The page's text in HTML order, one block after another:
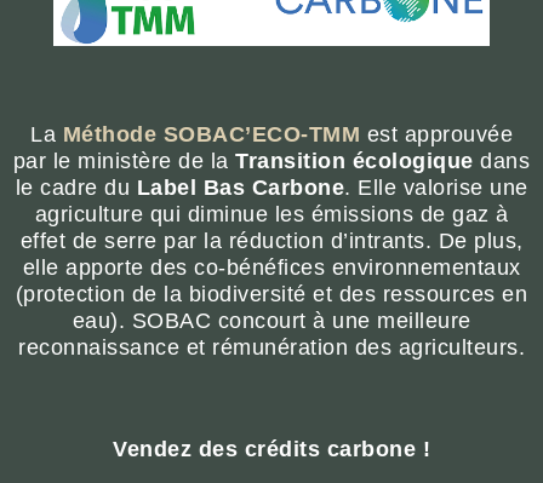
La Méthode SOBAC’ECO-TMM est approuvée
par le ministère de laTransition écologiquedans
le cadre du Label Bas Carbone. Elle valorise une
agriculture qui diminue les émissions de gaz à
effet de serre par la réduction d’intrants. De plus,
elle apporte des co-bénéfices environnementaux
(protection de la biodiversité et des ressources en
eau). SOBAC concourt à une meilleure
reconnaissance et rémunération des agriculteurs.
Vendez des crédits carbone !